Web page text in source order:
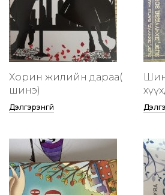
Хорин жилийн дараа(
шинэ)
Дэлгэрэнгүй